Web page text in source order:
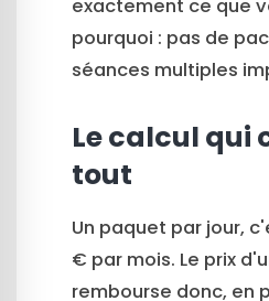
exactement ce que
pourquoi : pas de
séances multiples
Le calcul qui
tout
Un paquet par jour,
€ par mois. Le prix
rembourse donc, en